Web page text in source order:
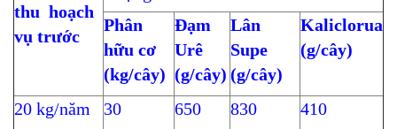
thu hoạch
vụ trước
Phân
hữu cơ
(kg/cây)
Đạm
Urê
(g/cây)
Lân
Supe
(g/cây)
Kaliclorua
(g/cây)
20 kg/năm 30 650 830
410